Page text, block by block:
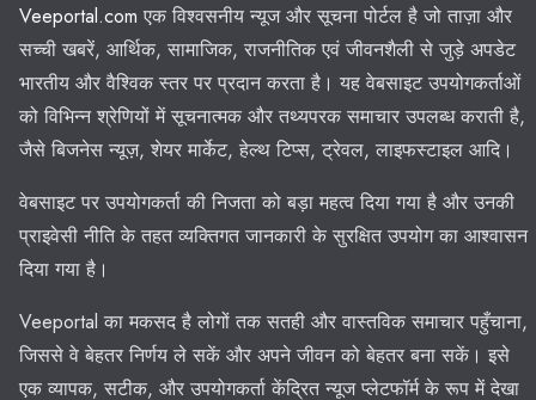
Veeportal.com एक विश्वसनीय न्यूज और सूचना पोर्टल है जो ताज़ा और
सच्ची खबरें, आर्थिक, सामाजिक, राजनीतिक एवं जीवनशैली से जुड़े अपडेट
भारतीय और वैश्विक स्तर पर प्रदान करता है। यह वेबसाइट उपयोगकर्ताओं
को विभिन्न श्रेणियों में सूचनात्मक और तथ्यपरक समाचार उपलब्ध कराती है,
जैसे बिजनेस न्यूज़, शेयर मार्केट, हेल्थ टिप्स, ट्रेवल, लाइफस्टाइल आदि।
वेबसाइट पर उपयोगकर्ता की निजता को बड़ा महत्व दिया गया है और उनकी
प्राइवेसी नीति के तहत व्यक्तिगत जानकारी के सुरक्षित उपयोग का आश्वासन
दिया गया है।
Veeportal का मकसद है लोगों तक सतही और वास्तविक समाचार पहुँचाना,
जिससे वे बेहतर निर्णय ले सकें और अपने जीवन को बेहतर बना सकें। इसे
एक व्यापक, सटीक, और उपयोगकर्ता केंद्रित न्यूज प्लेटफॉर्म के रूप में देखा